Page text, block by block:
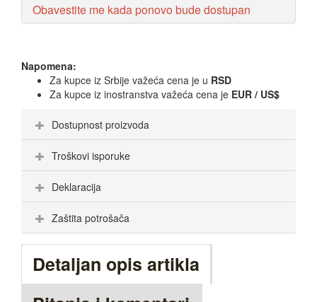
Obavestite me kada ponovo bude dostupan
Napomena:
Za kupce iz Srbije važeća cena je u RSD
Za kupce iz inostranstva važeća cena je EUR / US$
Dostupnost proizvoda
Troškovi isporuke
Deklaracija
Zaštita potrošača
Detaljan opis artikla